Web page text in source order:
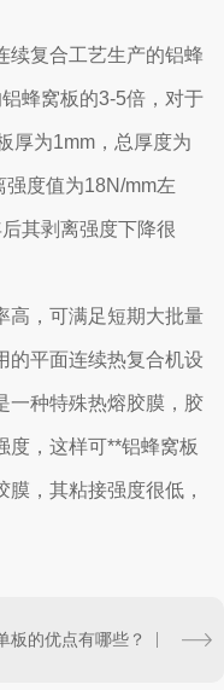
续复合工艺生产的铝蜂
蜂窝板的3-5倍，对于
厚为1mm，总厚度为
强度值为18N/mm左
其剥离强度下降很
高，可满足短期大批量
的平面连续热复合机设
一种特殊热熔胶膜，胶
度，这样可**铝蜂窝板
，其粘接强度很低，
板的优点有哪些？